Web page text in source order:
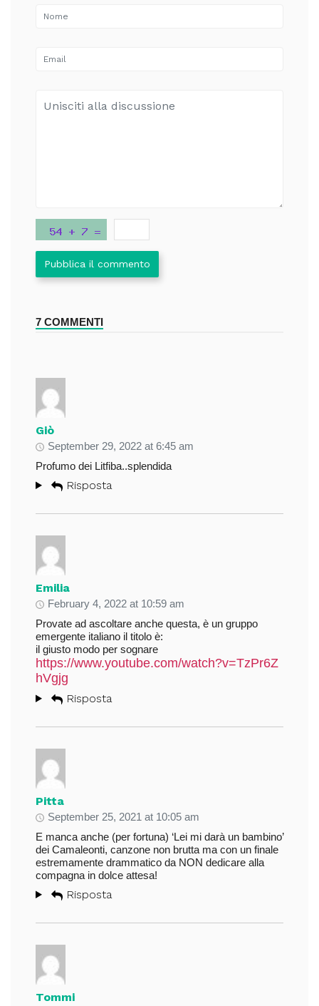
Pubblica il commento
7 COMMENTI
Giò
September 29, 2022 at 6:45 am
Profumo dei Litfiba..splendida
Risposta
Emilia
February 4, 2022 at 10:59 am
Provate ad ascoltare anche questa, è un gruppo
emergente italiano il titolo è:
il giusto modo per sognare
https://www.youtube.com/watch?v=TzPr6Z
hVgjg
Risposta
Pitta
September 25, 2021 at 10:05 am
E manca anche (per fortuna) ‘Lei mi darà un bambino’
dei Camaleonti, canzone non brutta ma con un finale
estremamente drammatico da NON dedicare alla
compagna in dolce attesa!
Risposta
Tommi